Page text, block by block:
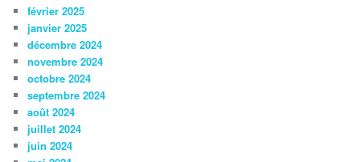
février 2025
janvier 2025
décembre 2024
novembre 2024
octobre 2024
septembre 2024
août 2024
juillet 2024
juin 2024